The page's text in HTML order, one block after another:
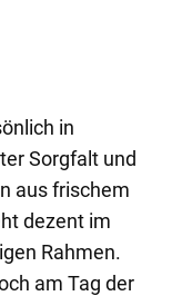
in
Sorgfalt und
aus frischem
dezent im
Rahmen.
am Tag der